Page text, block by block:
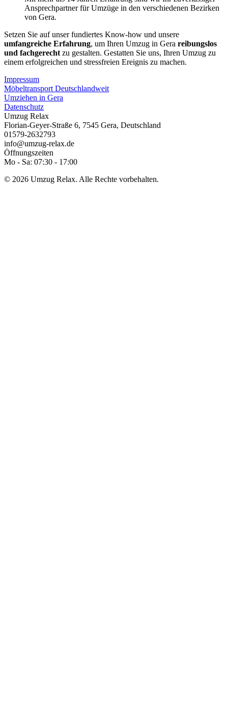
Ansprechpartner für Umzüge in den verschiedenen Bezirken
von Gera.
Setzen Sie auf unser fundiertes Know-how und unsere
umfangreiche Erfahrung, um Ihren Umzug in Gera reibungslos
und fachgerecht zu gestalten. Gestatten Sie uns, Ihren Umzug zu
einem erfolgreichen und stressfreien Ereignis zu machen.
Impressum
Möbeltransport Deutschlandweit
Umziehen in Gera
Datenschutz
Umzug Relax
Florian-Geyer-Straße 6, 7545 Gera, Deutschland
01579-2632793
info@umzug-relax.de
Öffnungszeiten
Mo - Sa: 07:30 - 17:00
© 2026 Umzug Relax. Alle Rechte vorbehalten.